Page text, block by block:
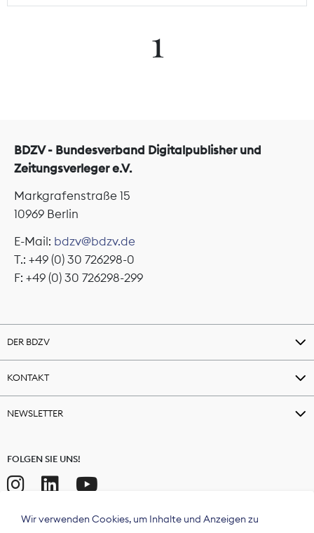
1
BDZV - Bundesverband Digitalpublisher und
Zeitungsverleger e.V.
Markgrafenstraße 15
10969 Berlin
E-Mail: bdzv@bdzv.de
T.: +49 (0) 30 726298-0
F: +49 (0) 30 726298-299
DER BDZV
KONTAKT
NEWSLETTER
FOLGEN SIE UNS!
Wir verwenden Cookies, um Inhalte und Anzeigen zu